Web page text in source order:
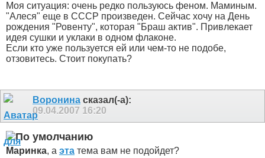
Моя ситуация: очень редко пользуюсь феном. Маминым.
"Алеся" еще в СССР произведен. Сейчас хочу на День
рождения "Ровенту", которая "Браш актив". Привлекает
идея сушки и уклаки в одном флаконе.
Если кто уже пользуется ей или чем-то не подобе,
отзовитесь. Стоит покупать?
Воронина сказал(-а):
09.04.2007 16:20
Маринка, а эта тема вам не подойдет?